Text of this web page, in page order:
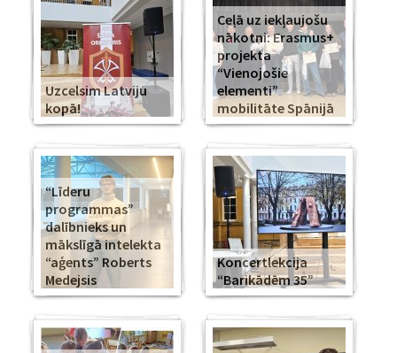
Uzcelsim Latviju
kopā!
Ceļā uz iekļaujošu
nākotni: Erasmus+
projekta
“Vienojošie
elementi”
mobilitāte Spānijā
“Līderu
programmas”
dalībnieks un
mākslīgā intelekta
“aģents” Roberts
Medejsis
Koncertlekcija
“Barikādēm 35”